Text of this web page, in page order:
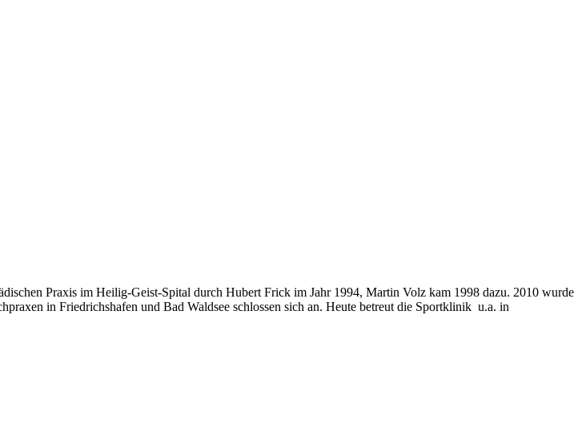
Pra­xis im Hei­­­lig-Geist-Spi­­­tal durch Hubert Frick im Jahr 1994, Mar­tin Volz kam 1998 dazu. 2010 wur­de
in Fried­richs­ha­fen und Bad Wald­see schlos­sen sich an. Heu­te betreut die Sport­kli­nik u.a. in